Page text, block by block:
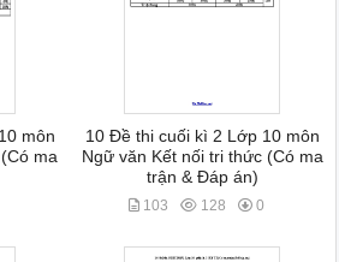
môn
ma
10 Đề thi cuối kì 2 Lớp 10 môn
Ngữ văn Kết nối tri thức (Có ma
trận & Đáp án)
103 128 0